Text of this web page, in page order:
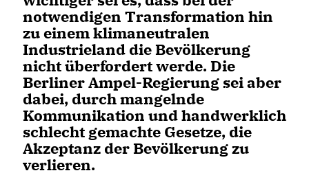
notwendigen Transformation hin
zu einem klimaneutralen
Industrieland die Bevölkerung
nicht überfordert werde. Die
Berliner Ampel-Regierung sei aber
dabei, durch mangelnde
Kommunikation und handwerklich
schlecht gemachte Gesetze, die
Akzeptanz der Bevölkerung zu
verlieren.